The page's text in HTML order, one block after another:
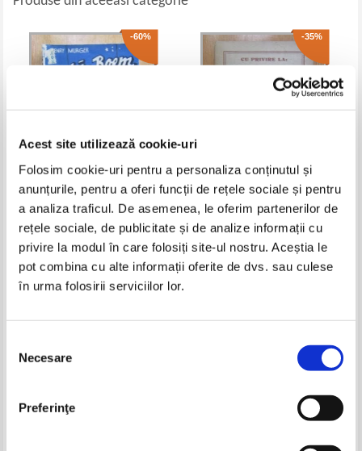
Acest site utilizează cookie-uri
Folosim cookie-uri pentru a personaliza conținutul și
anunțurile, pentru a oferi funcții de rețele sociale și pentru
a analiza traficul. De asemenea, le oferim partenerilor de
rețele sociale, de publicitate și de analize informații cu
privire la modul în care folosiți site-ul nostru. Aceștia le
pot combina cu alte informații oferite de dvs. sau culese
în urma folosirii serviciilor lor.
consimțământului
Necesare
Preferinţe
-60%
Henry Murger - Viata de boem
(volumul 2)
-35%
Barbu Lazareanu - Cu privire la
teatru